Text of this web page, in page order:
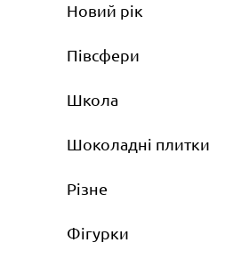
Новий рік
Півсфери
Школа
Шоколадні плитки
Різне
Фігурки